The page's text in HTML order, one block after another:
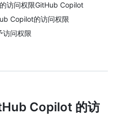
访问权限GitHub Copilot
Copilot的访问权限
访问权限
Copilot 的访